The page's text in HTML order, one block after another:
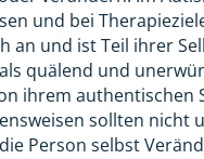
und bei
an und ist Teil ihrer
quälend und
ihrem
sollten
Person selbst